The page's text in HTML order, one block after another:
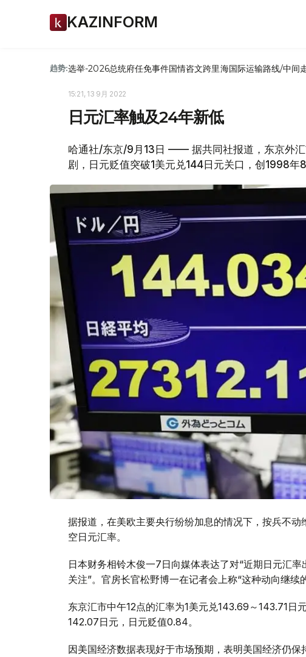
KAZINFORM
趋势:选举-2026总统府任免事件国情咨文跨里海国际运输路线/中间
15:21, 13 9月 2022
日元汇率触及24年新低
哈通社/东京/9月13日 —— 据共同社报道，东京外
剧，日元贬值突破1美元兑144日元关口，创1998年
据报道，在美欧主要央行纷纷加息的情况下，按兵不
空日元汇率。
日本财务相铃木俊一7日向媒体表达了对“近期日元汇
关注”。官房长官松野博一在记者会上称“这种动向继续
东京汇市中午12点的汇率为1美元兑143.69～143.71日
142.07日元，日元贬值0.84。
因美国经济数据表现好于市场预期，表明美国经济仍